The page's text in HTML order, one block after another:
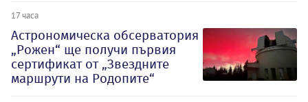
17 часа
Астрономическа обсерватория
„Рожен“ ще получи първия
сертификат от „Звездните
маршрути на Родопите“